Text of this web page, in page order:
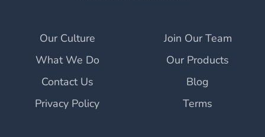
Our Culture
Join Our Team
What We Do
Our Products
Contact Us
Blog
Privacy Policy
Terms